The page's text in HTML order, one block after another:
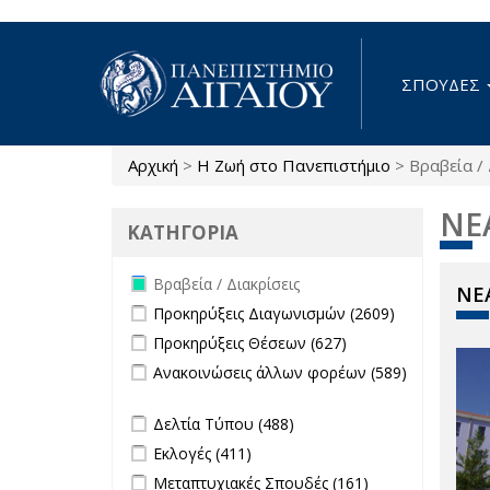
ΣΠΟΥΔΕΣ
Είστε εδώ
Αρχική > Η Ζωή στο Πανεπιστήμιο > Βραβεία /
ΚΑΤΗΓΟΡΙΑ
Remove Βραβεία / Διακρίσεις filter
Βραβεία / Διακρίσεις
Apply Προκηρύξεις Διαγωνισμών
filter
Προκηρύξεις Διαγωνισμών (2609)
filter
Apply Προκηρύξεις Θέσεων filter
Προκηρύξεις Θέσεων (627)
Θέσεων
Apply Ανακοινώσεις άλλων φορέων
Ανακοινώσεις άλλων φορέων (589)
Apply Δελτία Τύπου filter
Δελτία Τύπου (488)
Apply Εκλογές filter
Εκλογές (411)
Apply Μεταπτυχιακές Σπουδές filter
Μεταπτυχιακές Σπουδές (161)